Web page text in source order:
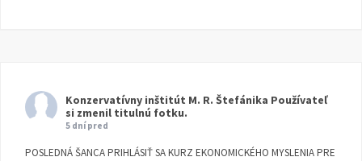
Konzervatívny inštitút M. R. Štefánika Používateľ
si zmenil titulnú fotku.
5 dní pred
POSLEDNÁ ŠANCA PRIHLÁSIŤ SA KURZ EKONOMICKÉHO MYSLENIA PRE